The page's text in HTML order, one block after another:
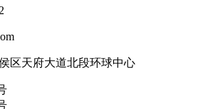
区天府大道北段环球中心